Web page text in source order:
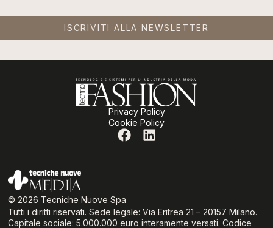
ISCRIVITI ALLA NEWSLETTER
Privacy Policy
Cookie Policy
© 2026 Tecniche Nuove Spa
Tutti i diritti riservati. Sede legale: Via Eritrea 21 – 20157 Milano.
Capitale sociale: 5.000.000 euro interamente versati. Codice